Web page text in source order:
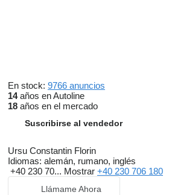
En stock: 9766 anuncios
14años en Autoline
18 años en el mercado
Suscribirse al vendedor
Ursu Constantin Florin
Idiomas: alemán, rumano, inglés
+40 230 70... Mostrar +40 230 706 180
Llámame Ahora